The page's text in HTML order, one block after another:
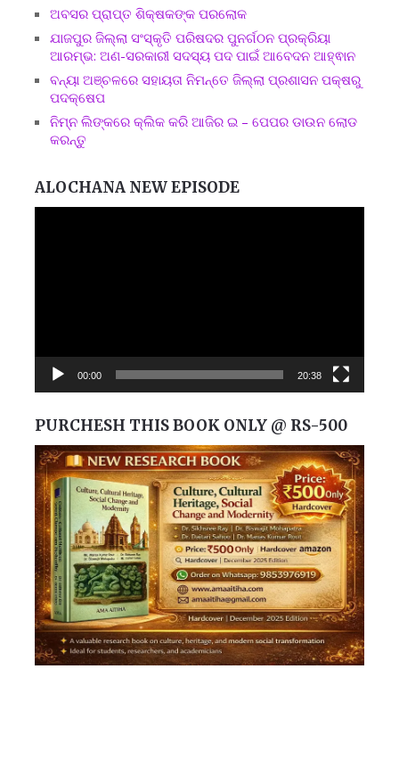
ଅବସର ପ୍ରାପ୍ତ ଶିକ୍ଷକଙ୍କ ପରଲୋକ
ଯାଜପୁର ଜିଲ୍ଲା ସଂସ୍କୃତି ପରିଷଦର ପୁନର୍ଗଠନ ପ୍ରକ୍ରିୟା
ଆରମ୍ଭ: ଅଣ-ସରକାରୀ ସଦସ୍ୟ ପଦ ପାଇଁ ଆବେଦନ ଆହ୍ଵାନ
ବନ୍ୟା ଅଞ୍ଚଳରେ ସହାୟତା ନିମନ୍ତେ ଜିଲ୍ଲା ପ୍ରଶାସନ ପକ୍ଷରୁ
ପଦକ୍ଷେପ
ନିମ୍ନ ଲିଙ୍କରେ କ୍ଲିକ କରି ଆଜିର ଇ – ପେପର ଡାଉନ ଲୋଡ
କରନ୍ତୁ
ALOCHANA NEW EPISODE
00:00 20:38
PURCHESH THIS BOOK ONLY @ RS-500